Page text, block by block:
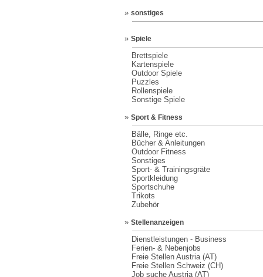
» sonstiges
» Spiele
Brettspiele
Kartenspiele
Outdoor Spiele
Puzzles
Rollenspiele
Sonstige Spiele
» Sport & Fitness
Bälle, Ringe etc.
Bücher & Anleitungen
Outdoor Fitness
Sonstiges
Sport- & Trainingsgräte
Sportkleidung
Sportschuhe
Trikots
Zubehör
» Stellenanzeigen
Dienstleistungen - Business
Ferien- & Nebenjobs
Freie Stellen Austria (AT)
Freie Stellen Schweiz (CH)
Job suche Austria (AT)